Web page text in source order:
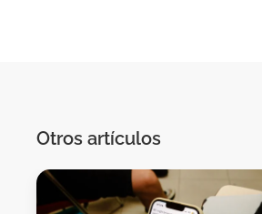
Otros artículos